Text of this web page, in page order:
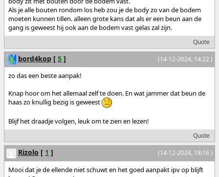
Als je alle bouten rondom los heb zou je de body zo van de bodem
moeten kunnen tillen. alleen grote kans dat als er een beun aan de
gang is geweest hij ook aan de bodem vast gelas zal zijn.
Quote
(14-12-2024, 14:22 )
bord4kop [ 5 ]
zo das een beste aanpak!
Knap hoor om het allemaal zelf te doen. En wat jammer dat beun de
haas zo knullig bezig is geweest
Blijf het draadje volgen, leuk om te zien en lezen!
Quote
(14-12-2024, 18:16 )
Rizolo [ 1 ]
Mooi dat je de ellende niet schuwt en het goed aanpakt ipv op blijft